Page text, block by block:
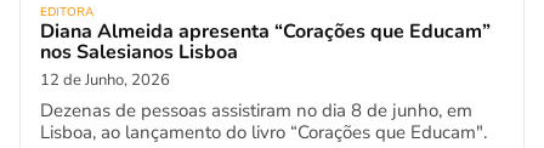
EDITORA
Diana Almeida apresenta “Corações que Educam”
nos Salesianos Lisboa
12 de Junho, 2026
Dezenas de pessoas assistiram no dia 8 de junho, em
Lisboa, ao lançamento do livro “Corações que Educam".